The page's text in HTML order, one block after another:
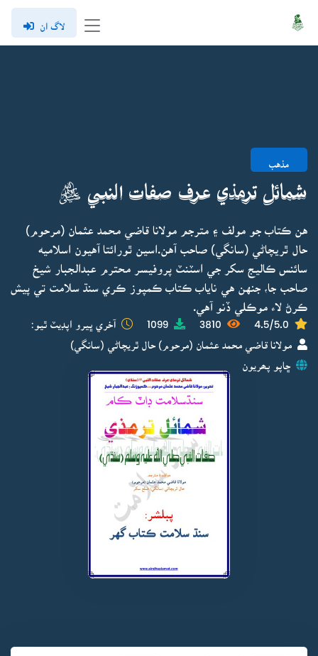
لاگ ان
مذهب
شمائل ترمذي عرف صفات النبي ﷺ
هن ڪتاب جو مولف ۽ مترجم مولانا قاضي محمد عثمان (مرحوم)
حال ٿريچاڻي (سانگي) صاحب آهن.اسين ٿورائتا آهيون اسلاميه
سائنس ڪاليج سکر جي اسٽنٽ پروفيسر محترم عبدالجبار شيخ
صاحب جا، جنهن هي ناياب ڪتاب ڪمپوز ڪري سنڌ سلامت تي پيش
ڪرڻ لاء موڪلي ڏنو آهي.
4.5/5.0
3810
1099 آخري ڀيرو اپڊيٽ ٿيو:
مولانا قاضي محمد عثمان (مرحوم) حال ٿريچاڻي (سانگي)
ڇاپو پھريون